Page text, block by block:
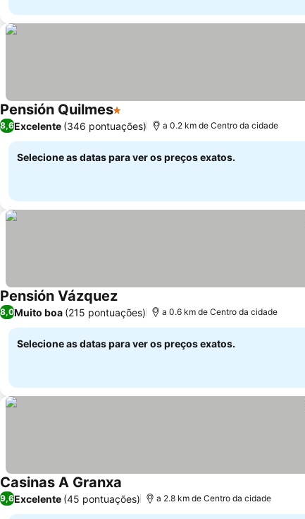
Pensión Quilmes1 Estrelas
8,6Excelente (346 pontuações) a 0.2 km de Centro da cidade
Selecione as datas para ver os preços exatos.
Pensión Vázquez
8,0Muito boa (215 pontuações) a 0.6 km de Centro da cidade
Selecione as datas para ver os preços exatos.
Casinas A Granxa
9,6Excelente (45 pontuações) a 2.8 km de Centro da cidade